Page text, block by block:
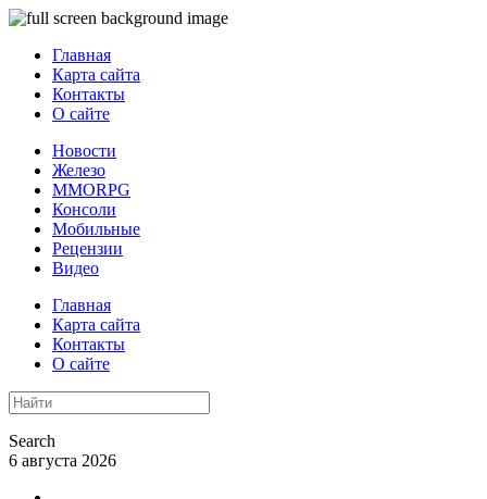
Главная
Карта сайта
Контакты
О сайте
Новости
Железо
MMORPG
Консоли
Мобильные
Рецензии
Видео
Главная
Карта сайта
Контакты
О сайте
Search
6 августа 2026